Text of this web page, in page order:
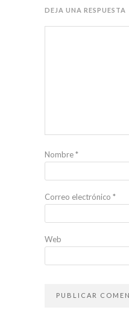
DEJA UNA RESPUESTA
Nombre*
Correo electrónico *
Web